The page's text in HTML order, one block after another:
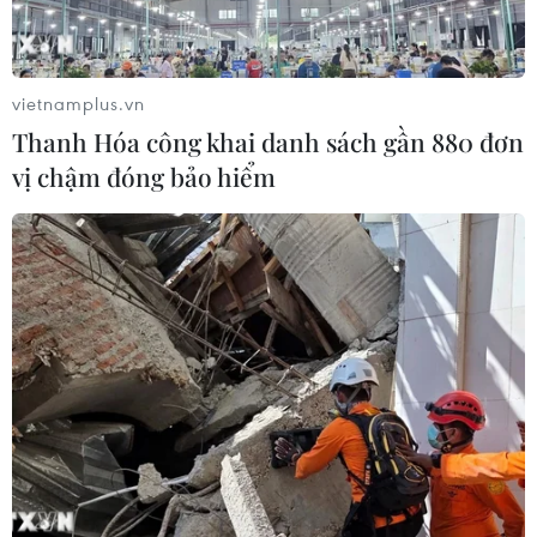
Khởi tố thêm 6 đối tượng vụ lập
khống hồ sơ bảo hiểm y tế ở Đắk Lắk
05/08/2026 14:55
Vận chuyển quá cảnh hàng giả và
xâm phạm sở hữu trí tuệ diễn biến
phức tạp
05/08/2026 13:44
24 năm tù cho đôi vợ chồng tổ chức
“bay lắc” trong quán karaoke
05/08/2026 13:41
vietnamplus.vn
Thanh Hóa công khai danh sách gần 880 đơn
vị chậm đóng bảo hiểm